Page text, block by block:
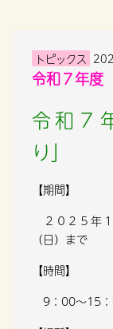
トピックス
令和７年度
令和７
り」
【期間】
２０２５年
（日）まで
【時間】
9：00～15